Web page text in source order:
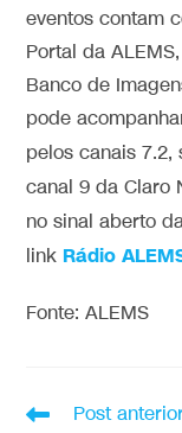
eventos contam
Portal da
Banco de
pode
pelos canais
canal 9 da Claro
no sinal aberto
link Rádio
Fonte: ALEMS
Post